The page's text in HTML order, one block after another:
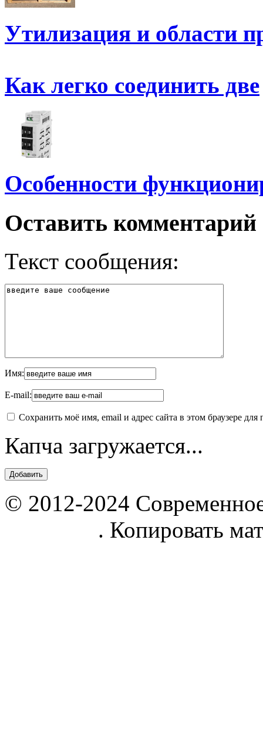
Утилизация и области
Как легко соединить две
Особенности
Оставить комментарий
Текст сообщения:
Имя:
E-mail:
Сохранить моё имя, email и адрес сайта в этом браузере
Капча загружается...
© 2012-2024
. Копировать